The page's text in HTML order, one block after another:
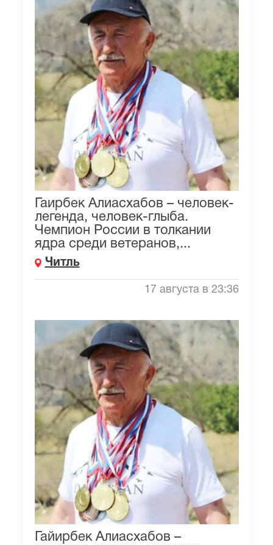
Гаирбек Алиасхабов – человек-
легенда, человек-глыба.
Чемпион России в толкании
ядра среди ветеранов,...
Читль
17 августа в 23:36
Гайирбек Алиасхабов –